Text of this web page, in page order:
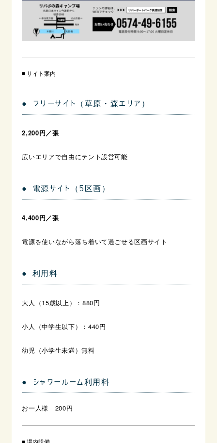
■ サイト案内
● フリーサイト（草原・森エリア）
2,200円／張
広いエリアで自由にテント設営可能
● 電源サイト（5区画）
4,400円／張
電源を使いながら落ち着いて過ごせる区画サイト
● 利用料
大人（15歳以上）： 880円
小人（中学生以下）：440円
幼児（小学生未満）無料
● シャワールーム利用料
お一人様 200円
■ 場内設備